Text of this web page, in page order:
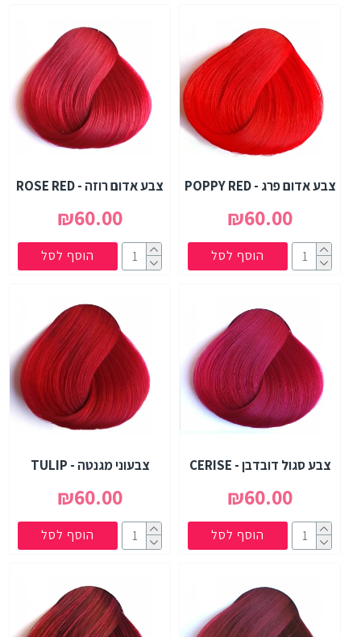
צבע אדום פרג - POPPY RED
₪60.00
הוסף לסל
צבע אדום רוזה - ROSE RED
₪60.00
הוסף לסל
צבע סגול דובדבן - CERISE
₪60.00
הוסף לסל
צבעוני מגנטה - TULIP
₪60.00
הוסף לסל